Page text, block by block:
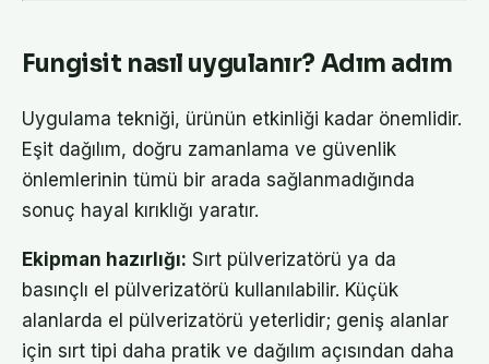
Fungisit nasıl uygulanır? Adım adım
Uygulama tekniği, ürünün etkinliği kadar önemlidir.
Eşit dağılım, doğru zamanlama ve güvenlik
önlemlerinin tümü bir arada sağlanmadığında
sonuç hayal kırıklığı yaratır.
Ekipman hazırlığı: Sırt pülverizatörü ya da
basınçlı el pülverizatörü kullanılabilir. Küçük
alanlarda el pülverizatörü yeterlidir; geniş alanlar
için sırt tipi daha pratik ve dağılım açısından daha